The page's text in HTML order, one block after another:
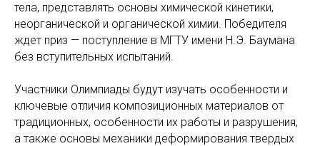
тела, представлять основы химической кинетики,
неорганической и органической химии. Победителя
ждет приз — поступление в МГТУ имени Н.Э. Баумана
без вступительных испытаний.
Участники Олимпиады будут изучать особенности и
ключевые отличия композиционных материалов от
традиционных, особенности их работы и разрушения,
а также основы механики деформирования твердых